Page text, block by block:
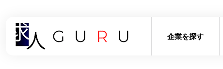
企業を探す